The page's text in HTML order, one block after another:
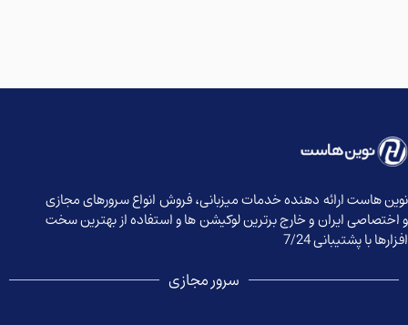
ارائه دهنده خدمات میزبانی، فروش انواع سرورهای مجازی
ایران و خارج برترین لوکیشن ها و استفاده از بهترین سخت
پشتیبانی 7/24
سرور مجازی